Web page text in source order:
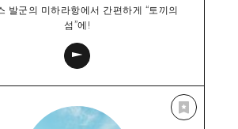
발군의 미하라항에서 간편하게 “토끼의
섬”에!